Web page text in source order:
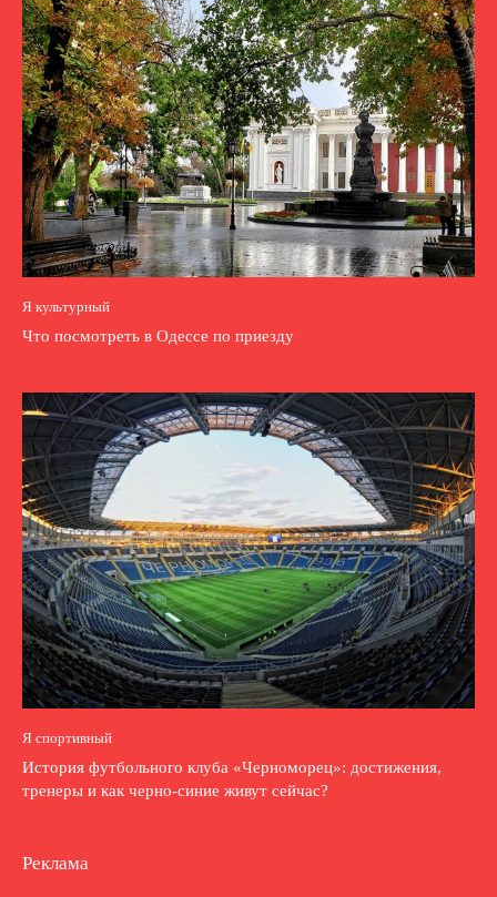
Я культурный
Что посмотреть в Одессе по приезду
Я спортивный
История футбольного клуба «Черноморец»: достижения,
тренеры и как черно-синие живут сейчас?
Реклама